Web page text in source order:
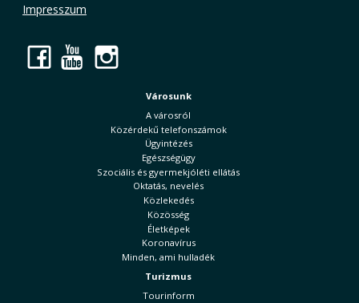
Impresszum
Facebook
YouTube
Városunk
A városról
Közérdekű telefonszámok
Ügyintézés
Egészségügy
Szociális és gyermekjóléti ellátás
Oktatás, nevelés
Közlekedés
Közösség
Életképek
Koronavírus
Minden, ami hulladék
Turizmus
Tourinform